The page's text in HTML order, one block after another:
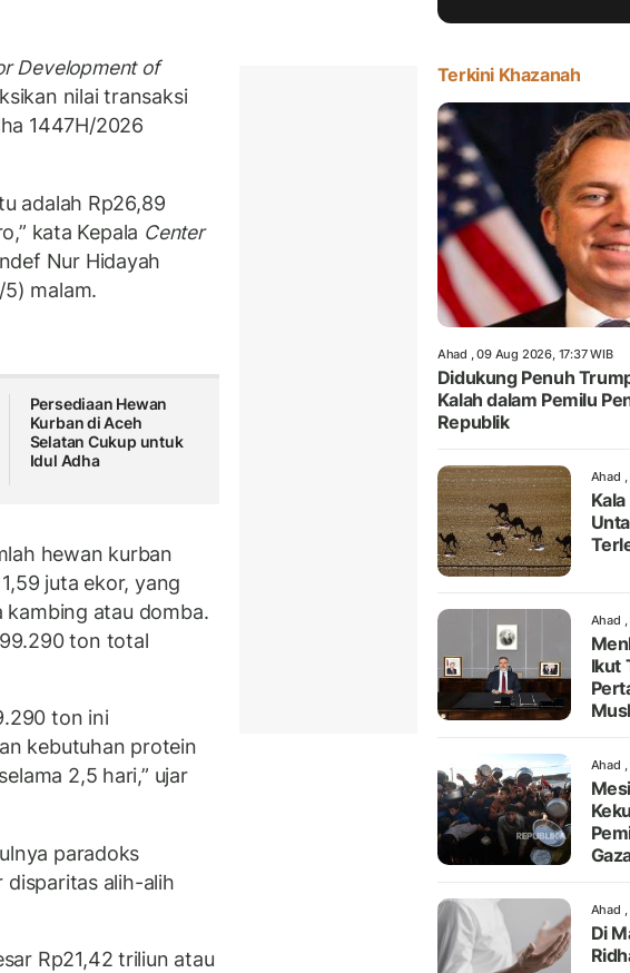
Development of
nilai transaksi
1447H/2026
adalah Rp26,89
kata Kepala Center
Nur Hidayah
malam.
Persediaan Hewan
Kurban di Aceh
Selatan Cukup untuk
Idul Adha
hewan kurban
juta ekor, yang
kambing atau domba.
ton total
ton ini
kebutuhan protein
2,5 hari,” ujar
paradoks
disparitas alih-alih
Rp21,42 triliun atau
Terkini Khazanah
Ahad , 09 Aug 2026, 17:37 WIB
Didukung Penuh
Kalah dalam Pemilu
Republik
Ahad ,
Ahad ,
Ikut
Ahad ,
Ahad
Di